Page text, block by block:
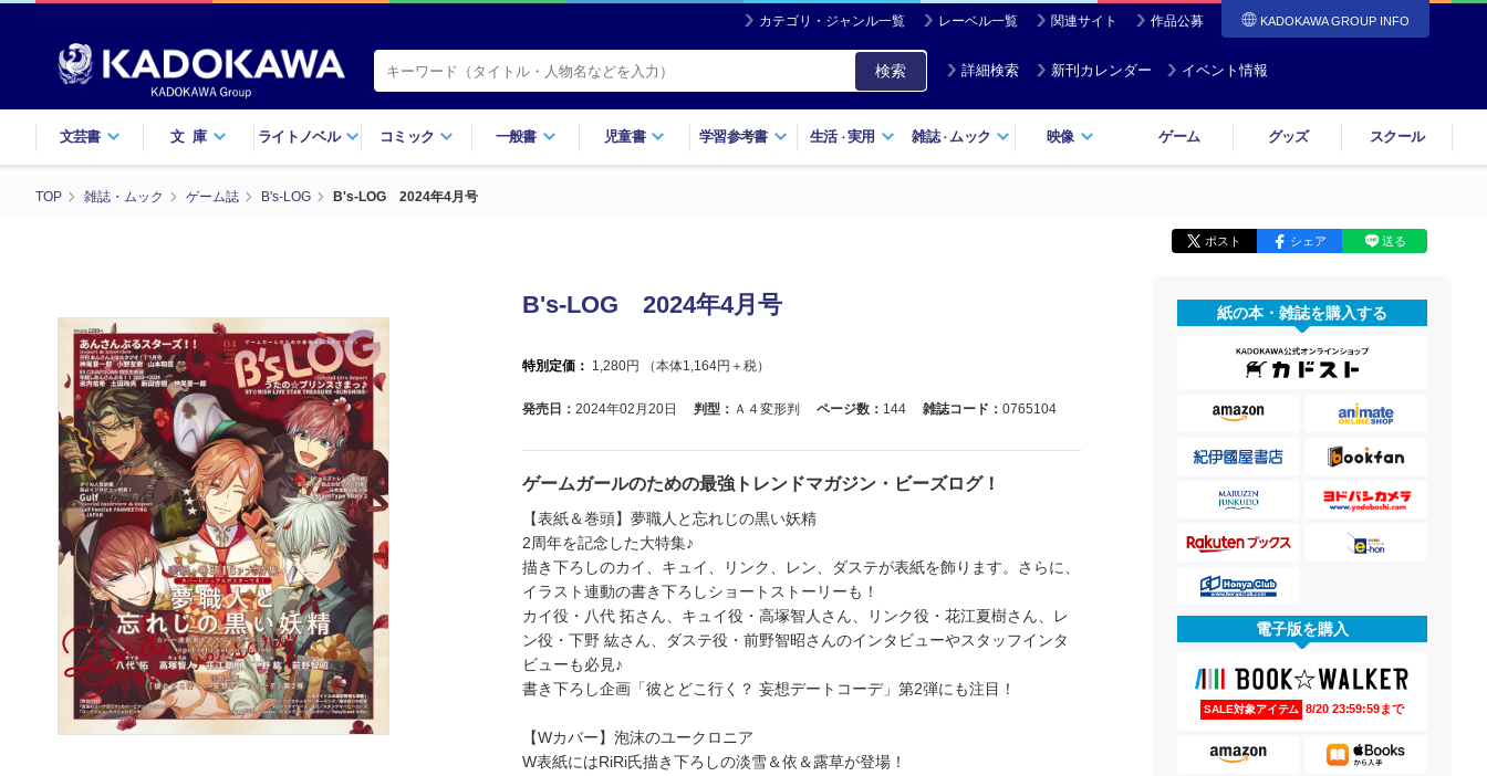
カテゴリ・ジャンル一覧 レーベル一覧 関連サイト 作品公募 KADOKAWA GROUP INFO
検索 詳細検索 新刊カレンダー イベント情報
文芸書 文庫 ライトノベル コミック 一般書 児童書 学習参考書 生活・実用 雑誌・ ムック 映像 ゲーム グッズ スクール
TOP 雑誌・ムック ゲーム誌 B's-LOG B's-LOG 2024年4月号
ポスト シェア 送る
B's-LOG 2024年4月号
特別定価： 1,280円 （本体1,164円＋税）
発売日： 2024年02月20日 判型： Ａ４変形判 ページ数： 144 雑誌コード： 0765104
ゲームガールのための最強トレンドマガジン・ビーズログ！
【表紙＆巻頭】夢職人と忘れじの黒い妖精
2周年を記念した大特集♪
描き下ろしのカイ、キュイ、リンク、レン、ダステが表紙を飾ります。さらに、
イラスト連動の書き下ろしショートストーリーも！
カイ役・八代 拓さん、キュイ役・高塚智人さん、リンク役・花江夏樹さん、レ
ン役・下野 紘さん、ダステ役・前野智昭さんのインタビューやスタッフインタ
ビューも必見♪
書き下ろし企画「彼とどこ行く？ 妄想デートコーデ」第2弾にも注目！
【Wカバー】泡沫のユークロニア
W表紙にはRiRi氏描き下ろしの淡雪＆依＆露草が登場！
紙の本・雑誌を購入する
電子版を購入
SALE対象アイテム 8/20 23:59:59まで